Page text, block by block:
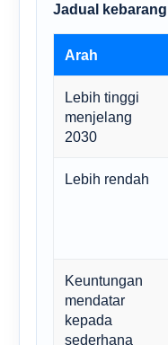
Jadual
Arah
Lebih tinggi
menjelang
2030
Lebih rendah
Keuntungan
mendatar
kepada
sederhana